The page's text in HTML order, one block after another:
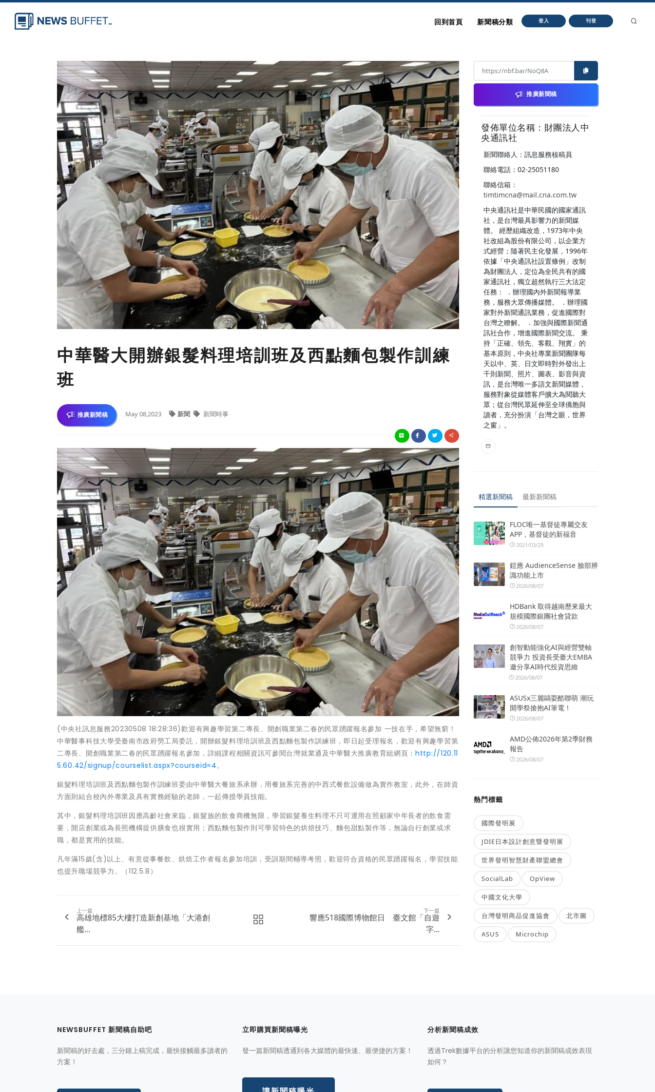
回到首頁 新聞稿分類 登入 刊登
中華醫大開辦銀髮料理培訓班及西點麵包製作訓練
班
推廣新聞稿 May 08,2023 新聞 新聞時事
(中央社訊息服務20230508 18:28:36)歡迎有興趣學習第二專長、開創職業第二春的民眾踴躍報名參加 一技在手，希望無窮！
中華醫事科技大學受臺南市政府勞工局委託，開辦銀髮料理培訓班及西點麵包製作訓練班，即日起受理報名，歡迎有興趣學習第
二專長、開創職業第二春的民眾踴躍報名參加，詳細課程相關資訊可參閱台灣就業通及中華醫大推廣教育組網頁：http://120.11
5.60.42/signup/courselist.aspx?courseid=4。
銀髮料理培訓班及西點麵包製作訓練班委由中華醫大餐旅系承辦，用餐旅系完善的中西式餐飲設備做為實作教室，此外，在師資
方面則結合校內外專業及具有實務經驗的老師，一起傳授學員技能。
其中，銀髮料理培訓班因應高齡社會來臨，銀髮族的飲食商機無限，學習銀髮養生料理不只可運用在照顧家中年長者的飲食需
要，開店創業或為長照機構提供膳食也很實用；西點麵包製作則可學習特色的烘焙技巧、麵包甜點製作等，無論自行創業或求
職，都是實用的技能。
凡年滿15歲(含)以上、有意從事餐飲、烘焙工作者報名參加培訓，受訓期間輔導考照，歡迎符合資格的民眾踴躍報名，學習技能
也提升職場競爭力。（112.5.8）
上一篇
高雄地標85大樓打造新創基地「大港創
艦...
下一篇
響應518國際博物館日 臺文館「自遊
字...
推廣新聞稿
發佈單位名稱：財團法人中
央通訊社
新聞聯絡人：訊息服務核稿員
聯絡電話：02-25051180
聯絡信箱：
timtimcna@mail.cna.com.tw
中央通訊社是中華民國的國家通訊
社，是台灣最具影響力的新聞媒
體。 經歷組織改造，1973年中央
社改組為股份有限公司，以企業方
式經營；隨著民主化發展，1996年
依據「中央通訊社設置條例」改制
為財團法人，定位為全民共有的國
家通訊社，獨立超然執行三大法定
任務： ．辦理國內外新聞報導業
務，服務大眾傳播媒體。 ．辦理國
家對外新聞通訊業務，促進國際對
台灣之瞭解。 ．加強與國際新聞通
訊社合作，增進國際新聞交流。 秉
持「正確、領先、客觀、翔實」的
基本原則，中央社專業新聞團隊每
天以中、英、日文即時對外發出上
千則新聞、照片、圖表、影音與資
訊，是台灣唯一多語文新聞媒體，
服務對象從媒體客戶擴大為閱聽大
眾；從台灣民眾延伸至全球僑胞與
讀者，充分扮演「台灣之眼，世界
之窗」。
精選新聞稿 最新新聞稿
FLOC唯一基督徒專屬交友
APP，基督徒的新福音
2021/03/29
鎧應 AudienceSense 臉部辨
識功能上市
2026/08/07
HDBank 取得越南歷來最大
規模國際銀團社會貸款
2026/08/07
創智動能強化AI與經營雙軸
競爭力 投資長受臺大EMBA
邀分享AI時代投資思維
2026/08/07
ASUSx三麗鷗耍酷聯萌 潮玩
開學祭搶抱AI筆電！
2026/08/07
AMD公佈2026年第2季財務
報告
2026/08/07
熱門標籤
國際發明展
JDIE日本設計創意暨發明展
世界發明智慧財產聯盟總會
SocialLab OpView
中國文化大學
台灣發明商品促進協會 北市圖
ASUS Microchip
NEWSBUFFET 新聞稿自助吧
新聞稿的好去處，三分鐘上稿完成，最快接觸最多讀者的
方案！
立即購買新聞稿曝光
發一篇新聞稿透通到各大媒體的最快速、最便捷的方案！
分析新聞稿成效
透過Trek數據平台的分析讓您知道你的新聞稿成效表現
如何？